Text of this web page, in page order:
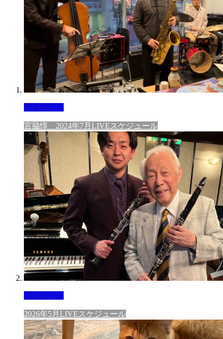
ライブ情報
宮脇惇 2024年7月LIVEスケジュール
ライブ情報
2026年5月LIVEスケジュール